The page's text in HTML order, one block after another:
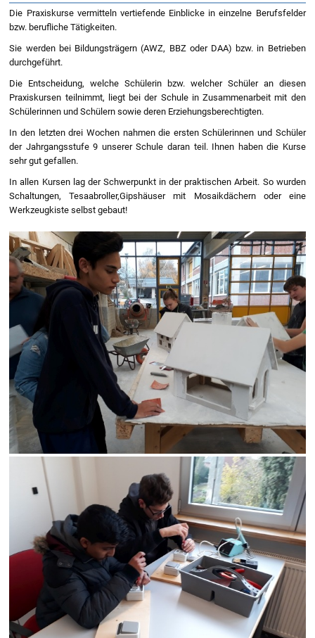
Die Praxiskurse vermitteln vertiefende Einblicke in einzelne Berufsfelder
bzw. berufliche Tätigkeiten.
Sie werden bei Bildungsträgern (AWZ, BBZ oder DAA) bzw. in Betrieben
durchgeführt.
Die Entscheidung, welche Schülerin bzw. welcher Schüler an diesen
Praxiskursen teilnimmt, liegt bei der Schule in Zusammenarbeit mit den
Schülerinnen und Schülern sowie deren Erziehungsberechtigten.
In den letzten drei Wochen nahmen die ersten Schülerinnen und Schüler
der Jahrgangsstufe 9 unserer Schule daran teil. Ihnen haben die Kurse
sehr gut gefallen.
In allen Kursen lag der Schwerpunkt in der praktischen Arbeit. So wurden
Schaltungen, Tesaabroller,Gipshäuser mit Mosaikdächern oder eine
Werkzeugkiste selbst gebaut!